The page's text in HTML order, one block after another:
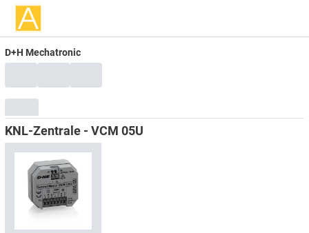
D+H Mechatronic
KNL-Zentrale - VCM 05U